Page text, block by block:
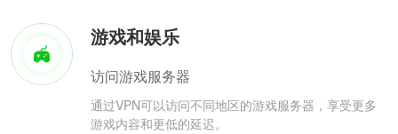
游戏和娱乐
访问游戏服务器
通过VPN可以访问不同地区的游戏服务器，享受更多
游戏内容和更低的延迟。